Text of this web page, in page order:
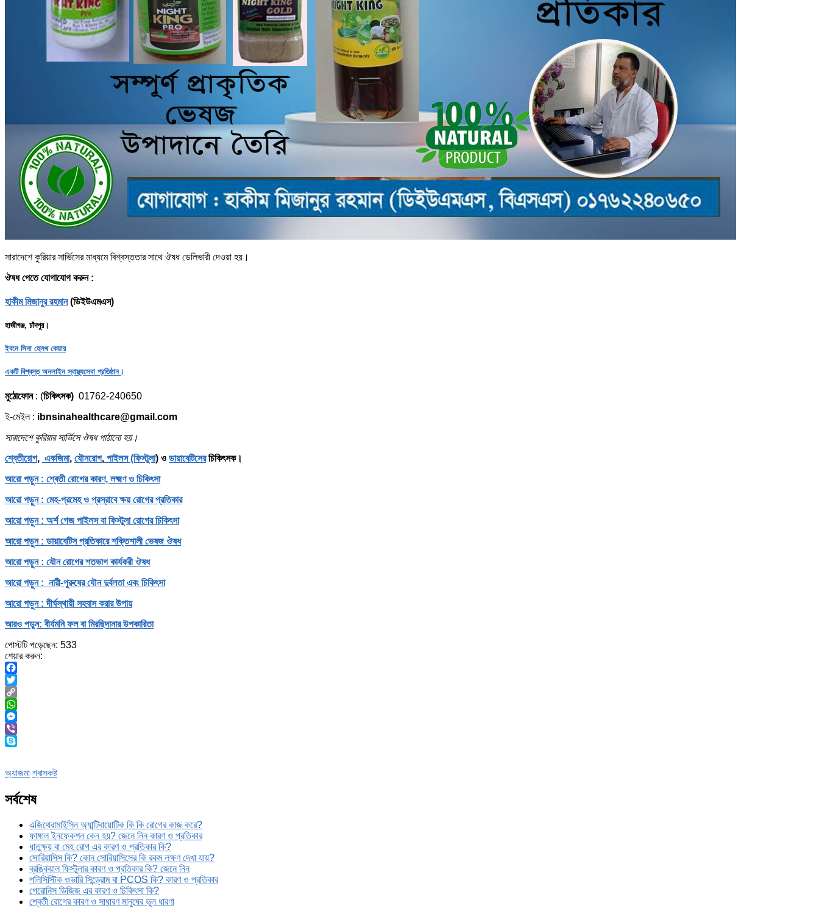
সারাদেশে কুরিয়ার সার্ভিসের মাধ্যমে বিশ্বস্ততার সাথে ঔষধ ডেলিভারী দেওয়া হয়।
ঔষধ পেতে যোগাযোগ করুন :
হাকীম মিজানুর রহমান(ডিইউএমএস)
হাজীগঞ্জ, চাঁদপুর।
ইবনে সিনা হেলথ কেয়ার
একটি বিশ্বস্ত অনলাইন স্বাস্থ্যসেবা প্রতিষ্ঠান।
মুঠোফোন: (চিকিৎসক) 01762-240650
ই-মেইল : ibnsinahealthcare@gmail.com
সারাদেশে কুরিয়ার সার্ভিসে ঔষধ পাঠানো হয়।
শ্বেতীরোগ, একজিমা, যৌনরোগ, পাইলস (ফিস্টুলা) ও ডায়াবেটিসেরচিকিৎসক।
আরো পড়ুন : শ্বেতী রোগের কারণ, লক্ষ্মণ ও চিকিৎসা
আরো পড়ুন : মেহ-প্রমেহ ও প্রস্রাবে ক্ষয় রোগের প্রতিকার
আরো পড়ুন : অর্শ গেজ পাইলস বা ফিস্টুলা রোগের চিকিৎসা
আরো পড়ুন : ডায়াবেটিস প্রতিকারে শক্তিশালী ভেষজ ঔষধ
আরো পড়ুন : যৌন রোগের শতভাগ কার্যকরী ঔষধ
আরো পড়ুন : নারী-পুরুষের যৌন দুর্বলতা এবং চিকিৎসা
আরো পড়ুন : দীর্ঘস্থায়ী সহবাস করার উপায়
আরও পড়ুন: বীর্যমনি ফল বা মিরছিদানার উপকারিতা
পোস্টটি পড়েছেন: 533
শেয়ার করুন:
Facebook
Twitter
Copy
Link
WhatsApp
Messenger
Viber
অ্যাজমা শ্বাসকষ্ট
সর্বশেষ
এজিথ্রোমাইসিন অ্যান্টিবায়োটিক কি কি রোগের কাজ করে?
ফাঙ্গাল ইনফেকশন কেন হয়? জেনে নিন কারণ ও প্রতিকার
ধাতুক্ষয় বা মেহ রোগ এর কারণ ও প্রতিকার কি?
সোরিয়াসিস কি? কোন সোরিয়াসিসের কি রকম লক্ষণ দেখা যায়?
ব্রঙ্কিয়াল ফিস্টুলার কারণ ও প্রতিকার কি? জেনে নিন
পলিসিস্টিক ওভারি সিন্ড্রোম বা PCOS কি? কারণ ও প্রতিকার
পেরোনিস ডিজিজ এর কারণ ও চিকিৎসা কি?
শ্বেতী রোগের কারণ ও সাধারণ মানুষের ভুল ধারণা